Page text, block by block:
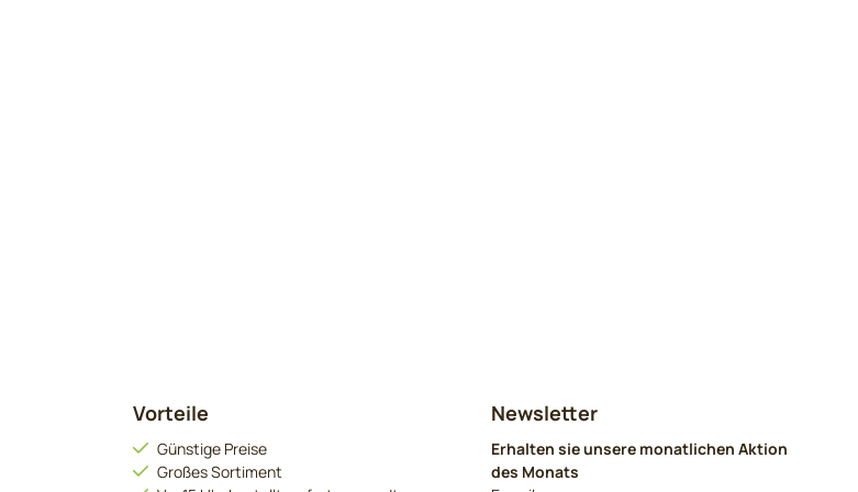
Vorteile
Günstige Preise
Großes Sortiment
Newsletter
Erhalten sie unsere monatlichen Aktion
des Monats